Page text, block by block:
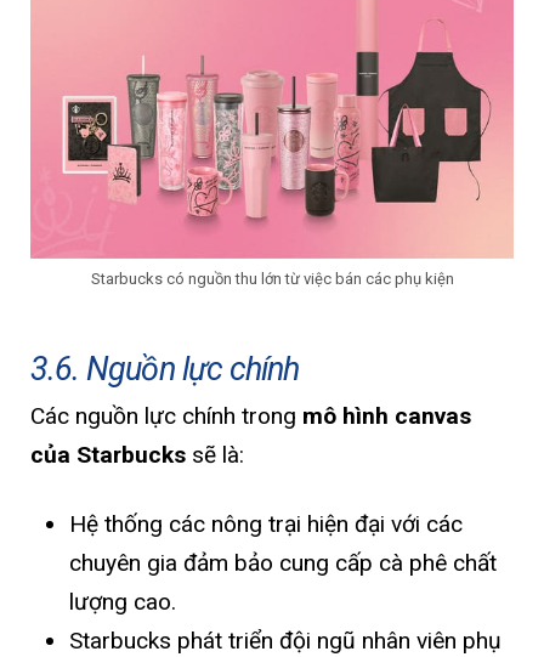
Starbucks có nguồn thu lớn từ việc bán các phụ kiện
3.6. Nguồn lực chính
Các nguồn lực chính trong mô hình canvas
của Starbucks sẽ là:
Hệ thống các nông trại hiện đại với các
chuyên gia đảm bảo cung cấp cà phê chất
lượng cao.
Starbucks phát triển đội ngũ nhân viên phụ